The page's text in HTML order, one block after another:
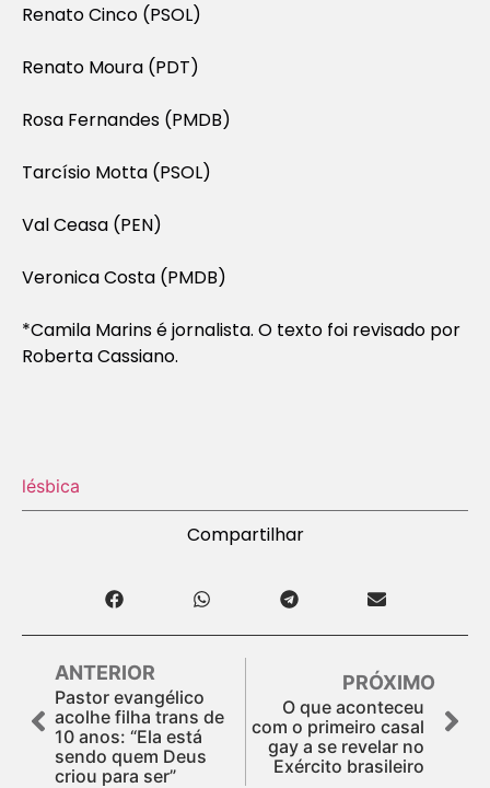
Renato Cinco (PSOL)
Renato Moura (PDT)
Rosa Fernandes (PMDB)
Tarcísio Motta (PSOL)
Val Ceasa (PEN)
Veronica Costa (PMDB)
*Camila Marins é jornalista. O texto foi revisado por
Roberta Cassiano.
lésbica
Compartilhar
ANTERIOR
Pastor evangélico
acolhe filha trans de
10 anos: “Ela está
sendo quem Deus
criou para ser”
PRÓXIMO
O que aconteceu
com o primeiro casal
gay a se revelar no
Exército brasileiro